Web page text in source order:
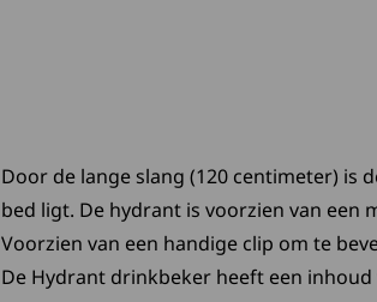
Door de lange slang (120 centimeter)
bed ligt. De hydrant is voorzien van een
Voorzien van een handige clip om te
De Hydrant drinkbeker heeft een inhoud